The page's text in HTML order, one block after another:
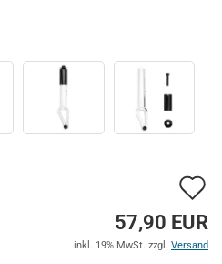
57,90 EUR
inkl. 19% MwSt. zzgl. Versand